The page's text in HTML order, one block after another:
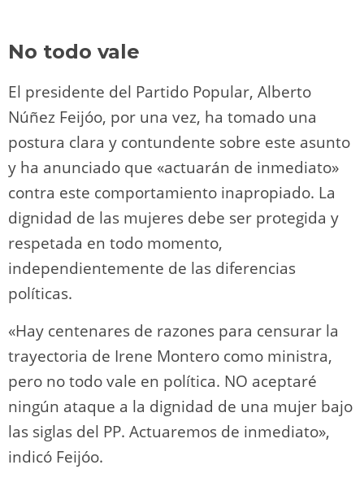
No todo vale
El presidente del Partido Popular, Alberto
Núñez Feijóo, por una vez, ha tomado una
postura clara y contundente sobre este asunto
y ha anunciado que «actuarán de inmediato»
contra este comportamiento inapropiado. La
dignidad de las mujeres debe ser protegida y
respetada en todo momento,
independientemente de las diferencias
políticas.
«Hay centenares de razones para censurar la
trayectoria de Irene Montero como ministra,
pero no todo vale en política. NO aceptaré
ningún ataque a la dignidad de una mujer bajo
las siglas del PP. Actuaremos de inmediato»,
indicó Feijóo.